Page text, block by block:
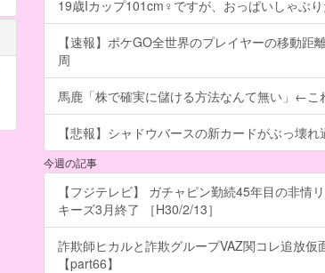
19歳Iカップ101cm♀ですが、おっぱいしゃぶり
【速報】ポケGO全世界のプレイヤーの移動距
周
馬鹿「株で確実に儲ける方法なんて無い」←こ
【悲報】シャドウバースの新カードがぶっ壊
今週の記事
【フジテレビ】 ガチャピン勤続45年目の非情
キーズ3月終了 ［H30/2/13］
詐欺師ヒカルと詐欺グループVAZ関コレ追放仮
【part66】